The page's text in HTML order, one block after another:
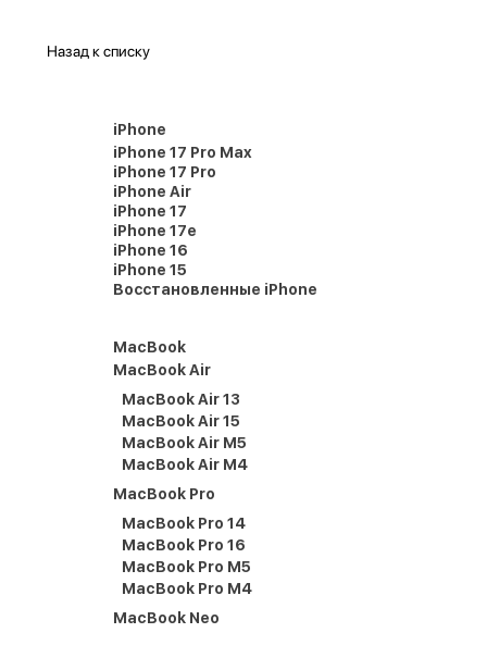
Назад к списку
iPhone
iPhone 17 Pro Max
iPhone 17 Pro
iPhone Air
iPhone 17
iPhone 17e
iPhone 16
iPhone 15
Восстановленные iPhone
MacBook
MacBook Air
MacBook Air 13
MacBook Air 15
MacBook Air M5
MacBook Air M4
MacBook Pro
MacBook Pro 14
MacBook Pro 16
MacBook Pro M5
MacBook Pro M4
MacBook Neo